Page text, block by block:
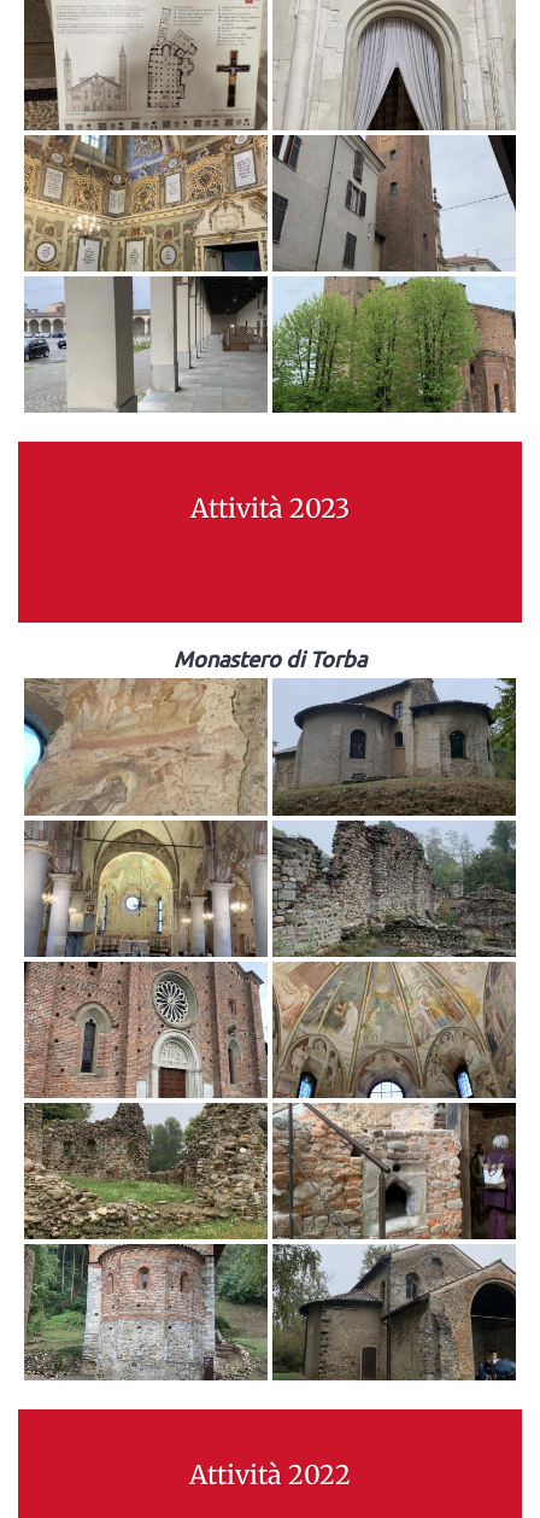
Attività 2023
Monastero di Torba
Attività 2022